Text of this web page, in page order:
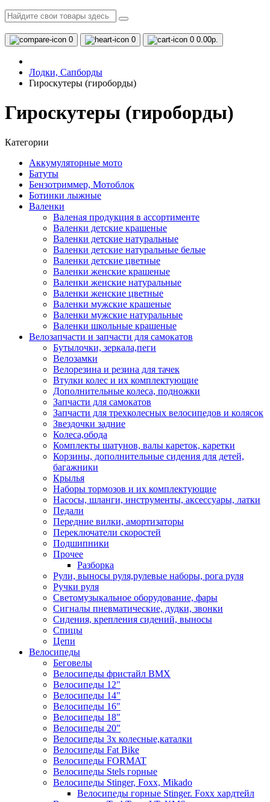
0 0 0 0.00р.
Лодки, Сапборды
Гироскутеры (гироборды)
Гироскутеры (гироборды)
Категории
Аккумуляторные мото
Батуты
Бензотриммер, Мотоблок
Ботинки лыжные
Валенки
Валеная продукция в ассортименте
Валенки детские крашеные
Валенки детские натуральные
Валенки детские натуральные белые
Валенки детские цветные
Валенки женские крашеные
Валенки женские натуральные
Валенки женские цветные
Валенки мужские крашеные
Валенки мужские натуральные
Валенки школьные крашеные
Велозапчасти и запчасти для самокатов
Бутылочки, зеркала,пеги
Велозамки
Велорезина и резина для тачек
Втулки колес и их комплектующие
Дополнительные колеса, подножки
Запчасти для самокатов
Запчасти для трехколесных велосипедов и колясок
Звездочки задние
Колеса,обода
Комплекты шатунов, валы кареток, каретки
Корзины, дополнительные сидения для детей,
багажники
Крылья
Наборы тормозов и их комплектующие
Насосы, шланги, инструменты, аксессуары, латки
Педали
Передние вилки, амортизаторы
Переключатели скоростей
Подшипники
Прочее
Разборка
Рули, выносы руля,рулевые наборы, рога руля
Ручки руля
Светомузыкальное оборудование, фары
Сигналы пневматические, дудки, звонки
Сидения, крепления сидений, выносы
Спицы
Цепи
Велосипеды
Беговелы
Велосипеды фристайл ВМХ
Велосипеды 12"
Велосипеды 14"
Велосипеды 16"
Велосипеды 18"
Велосипеды 20"
Велосипеды 3х колесные,каталки
Велосипеды Fat Bike
Велосипеды FORMAT
Велосипеды Stels горные
Велосипеды Stinger, Foxx, Mikado
Велосипеды горные Stinger. Foxx хардтейл